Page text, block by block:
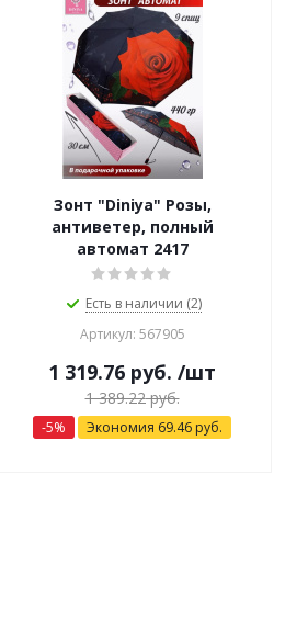
Зонт "Diniya" Розы,
антиветер, полный
автомат 2417
Есть в наличии (2)
Артикул: 567905
1 319.76 руб. /шт
1 389.22руб.
-5% Экономия 69.46 руб.